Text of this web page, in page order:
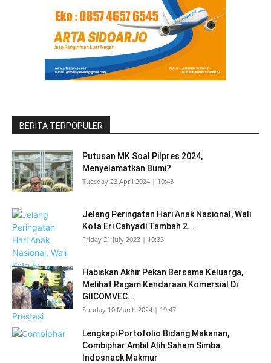
BERITA TERPOPULER
Putusan MK Soal Pilpres 2024,
Menyelamatkan Bumi?
Tuesday 23 April 2024 | 10:43
Jelang Peringatan Hari Anak Nasional, Wali
Kota Eri Cahyadi Tambah 2...
Friday 21 July 2023 | 10:33
Habiskan Akhir Pekan Bersama Keluarga,
Melihat Ragam Kendaraan Komersial Di
GIICOMVEC...
Sunday 10 March 2024 | 19:47
Lengkapi Portofolio Bidang Makanan,
Combiphar Ambil Alih Saham Simba
Indosnack Makmur